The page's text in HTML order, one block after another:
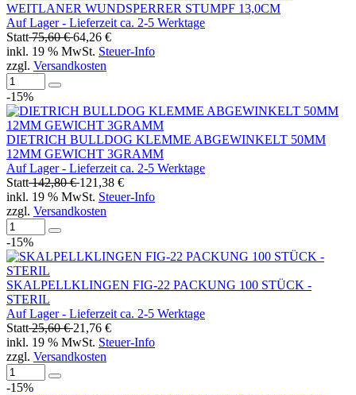
WEITLANER WUNDSPERRER STUMPF 13,0CM
Auf Lager - Lieferzeit ca. 2-5 Werktage
Statt75,60 €64,26 €
inkl. 19 % MwSt. Steuer-Info
zzgl. Versandkosten
-15%
DIETRICH BULLDOG KLEMME ABGEWINKELT 50MM
12MM GEWICHT 3GRAMM
Auf Lager - Lieferzeit ca. 2-5 Werktage
Statt142,80 €121,38 €
inkl. 19 % MwSt. Steuer-Info
zzgl. Versandkosten
-15%
SKALPELLKLINGEN FIG-22 PACKUNG 100 STÜCK -
STERIL
Auf Lager - Lieferzeit ca. 2-5 Werktage
Statt25,60 €21,76 €
inkl. 19 % MwSt. Steuer-Info
zzgl. Versandkosten
-15%